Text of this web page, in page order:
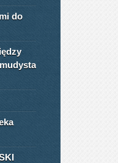
do